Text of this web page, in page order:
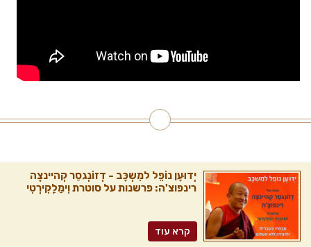
יְדוּעָן נוֹפֵל למִשְכָּב - דְזוֹנְגסַר קְהיינצֶה
רינפוצ'ה: פרשנות על סוטרת וִימַלָקִירְטִי
קרא עוד